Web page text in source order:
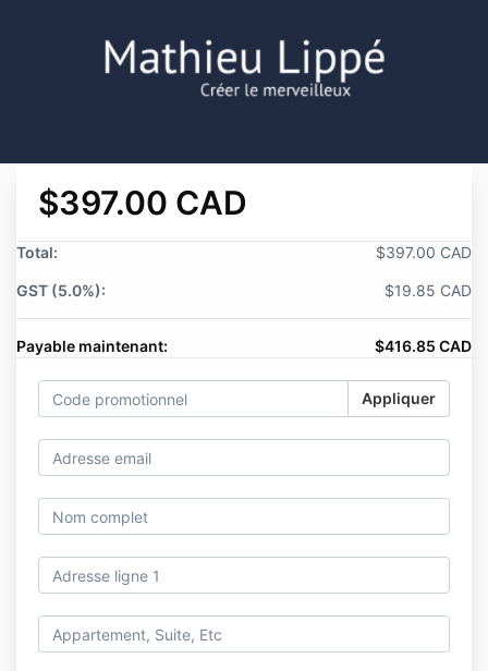
$397.00 CAD
Total: $397.00 CAD
GST (5.0%): $19.85 CAD
Payable maintenant: $416.85 CAD
Appliquer